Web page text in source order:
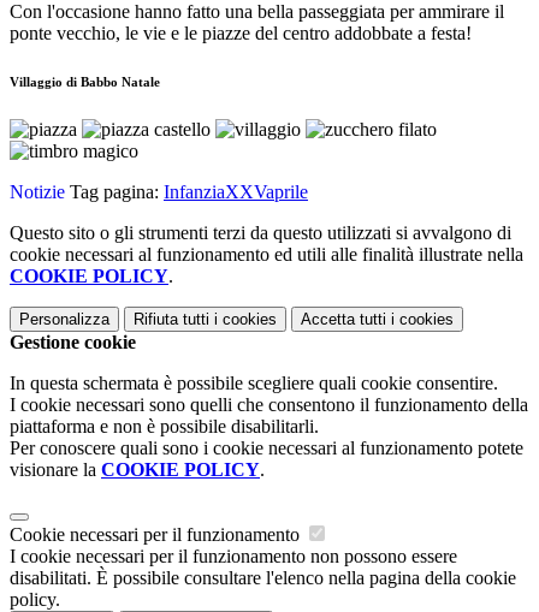
Con l'occasione hanno fatto una bella passeggiata per ammirare il
ponte vecchio, le vie e le piazze del centro addobbate a festa!
Villaggio di Babbo Natale
Notizie Tag pagina: InfanziaXXVaprile
Questo sito o gli strumenti terzi da questo utilizzati si avvalgono di
cookie necessari al funzionamento ed utili alle finalità illustrate nella
COOKIE POLICY.
Personalizza Rifiuta tutti i cookies Accetta tutti i cookies
Gestione cookie
In questa schermata è possibile scegliere quali cookie consentire.
I cookie necessari sono quelli che consentono il funzionamento della
piattaforma e non è possibile disabilitarli.
Per conoscere quali sono i cookie necessari al funzionamento potete
visionare la COOKIE POLICY.
Cookie necessari per il funzionamento
I cookie necessari per il funzionamento non possono essere
disabilitati. È possibile consultare l'elenco nella pagina della cookie
policy.